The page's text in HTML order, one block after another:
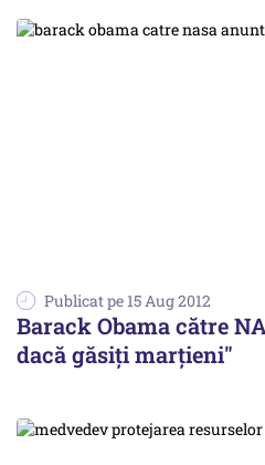
Publicat pe 15 Aug 2012
Barack Obama către
dacă găsiți marțieni"